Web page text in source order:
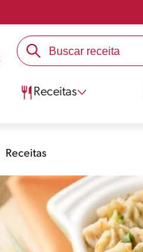
Receitas
Receitas